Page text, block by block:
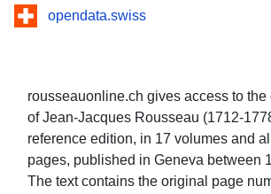
opendata.swiss
rousseauonline.ch gives access to
of Jean-Jacques Rousseau (1712-
reference edition, in 17 volumes and
pages, published in Geneva between
The text contains the original page